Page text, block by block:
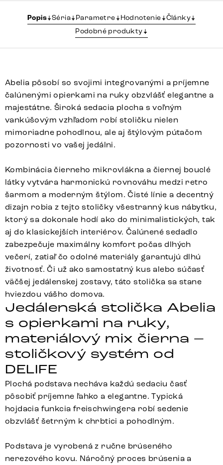
Popis Séria Parametre Hodnotenie
Články
Podobné produkty
Abelia pôsobí so svojimi integrovanými a príjemne
čalúnenými opierkami na ruky obzvlášť elegantne a
majestátne. Široká sedacia plocha s voľným
vankúšovým vzhľadom robí stoličku nielen
mimoriadne pohodlnou, ale aj štýlovým pútačom
pozornosti vo vašej jedálni.
Kombinácia čierneho mikrovlákna a čiernej bouclé
látky vytvára harmonickú rovnováhu medzi retro
šarmom a moderným štýlom. Čisté línie a decentný
dizajn robia z tejto stoličky všestranný kus nábytku,
ktorý sa dokonale hodí ako do minimalistických, tak
aj do klasickejších interiérov. Čalúnené sedadlo
zabezpečuje maximálny komfort počas dlhých
večerí, zatiaľ čo odolné materiály garantujú dlhú
životnosť. Či už ako samostatný kus alebo súčasť
väčšej jedálenskej zostavy, táto stolička sa stane
hviezdou vášho domova.
Jedálenská stolička Abelia
s opierkami na ruky,
materiálový mix čierna –
stoličkový systém od
DELIFE
Plochá podstava necháva každú sedaciu časť
pôsobiť príjemne ľahko a elegantne. Typická
hojdacia funkcia freischwingera robí sedenie
obzvlášť šetrným k chrbtici a pohodlným.
Podstava je vyrobená z ručne brúseného
nerezového kovu. Náročný proces brúsenia a